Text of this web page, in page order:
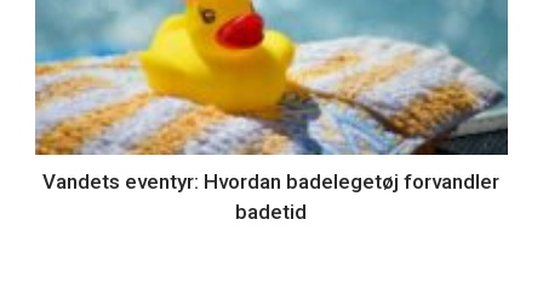
Vandets eventyr: Hvordan badelegetøj forvandler
badetid